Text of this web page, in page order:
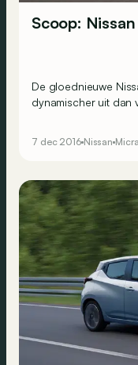
Scoop:
De gloednieuwe
dynamischer uit dan
GTI en Renault Clio
7 dec 2016 Nissan Micra